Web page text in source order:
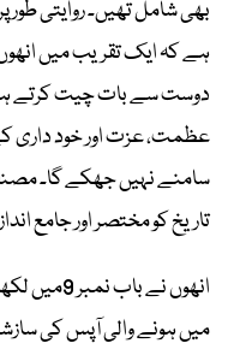
بھی شامل تھیں۔ روایتی طور
ہے کہ ایک تقریب میں
دوست سے بات چیت کرتے
عظمت، عزت اور خود
تاریخ کو مختصر اور جامع
انھوں نے
میں ہونے والی آپس کی